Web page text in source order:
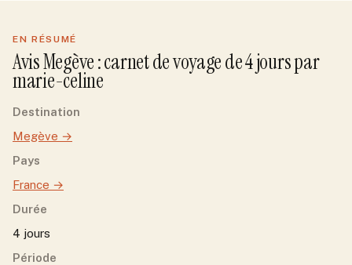
EN RÉSUMÉ
AvisMegève: carnet de voyage de4jourspar
marie-celine
Destination
Megève →
Pays
France →
Durée
4 jours
Période